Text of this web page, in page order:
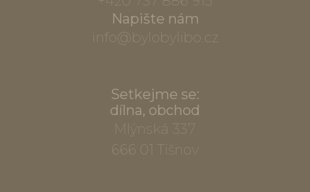
Napište nám
info@bylobylibo.cz
Setkejme se:
dílna, obchod
Mlýnská 337
666 01 Tišnov